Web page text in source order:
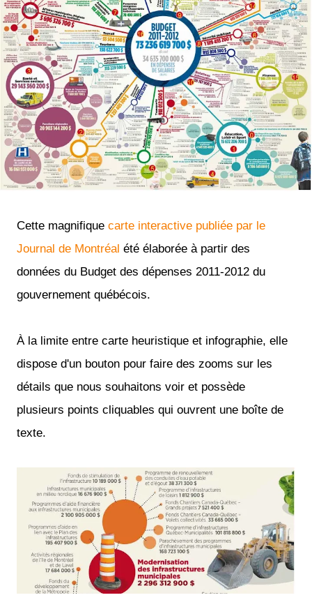
Cette magnifique carte interactive publiée par le
Journal de Montréal été élaborée à partir des
données du Budget des dépenses 2011-2012 du
gouvernement québécois.
À la limite entre carte heuristique et infographie, elle
dispose d'un bouton pour faire des zooms sur les
détails que nous souhaitons voir et possède
plusieurs points cliquables qui ouvrent une boîte de
texte.